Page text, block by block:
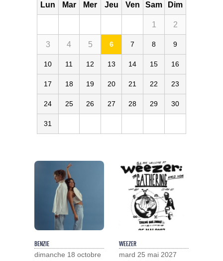
Lun Mar Mer Jeu Ven Sam Dim
1 2
3 4 5 6 7 8 9
10 11 12 13 14 15 16
17 18 19 20 21 22 23
24 25 26 27 28 29 30
31
BENZIE
dimanche 18 octobre
WEEZER
mard 25 mai 2027